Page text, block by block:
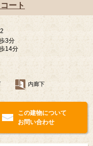
ート
3分
14分
内廊下
この建物について
お問い合わせ